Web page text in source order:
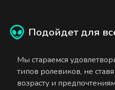
Подойдет для
Мы стараемся
типов ролевиков, не
возрасту и